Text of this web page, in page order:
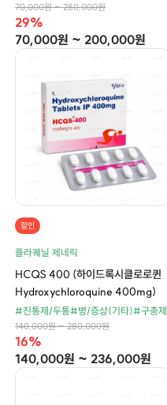
70,000원 ~ 280,000원
29%
70,000원 ~ 200,000원
할인
플라퀘닐 제네릭
HCQS 400 (하이드록시클로로퀸
Hydroxychloroquine 400mg)
#진통제/두통#병/증상(기타)#구충제
140,000원 ~ 280,000원
16%
140,000원 ~ 236,000원